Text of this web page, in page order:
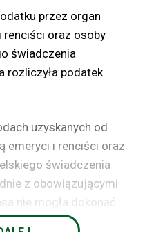
budynków
ochrony osobistej,
gospodarskich,
niebezpiecznymi.
przez organ
oraz osoby
świadczenia
rozliczyła podatek
uzyskanych od
emeryci i renciści oraz
świadczenia
z obowiązującymi
nie mogła dokonać
PIT-40A, ponieważ np.